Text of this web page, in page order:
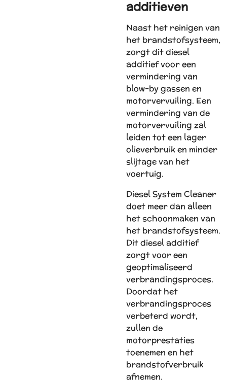
additieven
Naast het reinigen van
het brandstofsysteem,
zorgt dit diesel
additief voor een
vermindering van
blow-by gassen en
motorvervuiling. Een
vermindering van de
motorvervuiling zal
leiden tot een lager
olieverbruik en minder
slijtage van het
voertuig.
Diesel System Cleaner
doet meer dan alleen
het schoonmaken van
het brandstofsysteem.
Dit diesel additief
zorgt voor een
geoptimaliseerd
verbrandingsproces.
Doordat het
verbrandingsproces
verbeterd wordt,
zullen de
motorprestaties
toenemen en het
brandstofverbruik
afnemen.